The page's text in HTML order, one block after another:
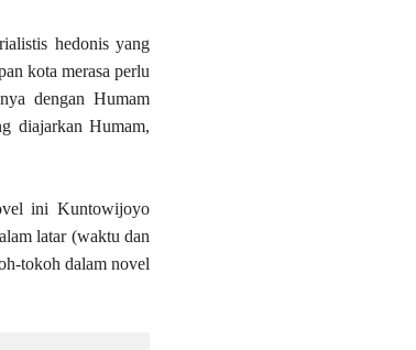
hedonis yang
kota merasa perlu
dengan Humam
diajarkan Humam,
ini Kuntowijoyo
latar (waktu dan
tokoh dalam novel